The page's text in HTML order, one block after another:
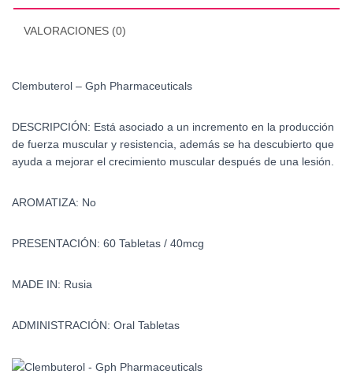
VALORACIONES (0)
Clembuterol – Gph Pharmaceuticals
DESCRIPCIÓN: Está asociado a un incremento en la producción
de fuerza muscular y resistencia, además se ha descubierto que
ayuda a mejorar el crecimiento muscular después de una lesión.
AROMATIZA: No
PRESENTACIÓN: 60 Tabletas / 40mcg
MADE IN: Rusia
ADMINISTRACIÓN: Oral Tabletas